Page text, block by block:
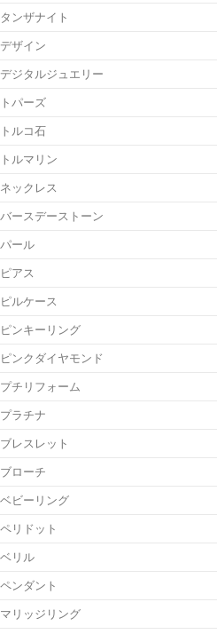
タンザナイト
デザイン
デジタルジュエリー
トパーズ
トルコ石
トルマリン
ネックレス
バースデーストーン
パール
ピアス
ピルケース
ピンキーリング
ピンクダイヤモンド
プチリフォーム
プラチナ
ブレスレット
ブローチ
ベビーリング
ペリドット
ベリル
ペンダント
マリッジリング